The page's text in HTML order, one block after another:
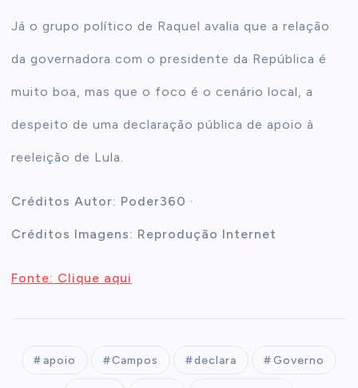
Já o grupo político de Raquel avalia que a relação
da governadora com o presidente da República é
muito boa, mas que o foco é o cenário local, a
despeito de uma declaração pública de apoio à
reeleição de Lula.
Créditos Autor: Poder360 ·
Créditos Imagens: Reprodução Internet
Fonte: Clique aqui
apoio Campos declara Governo